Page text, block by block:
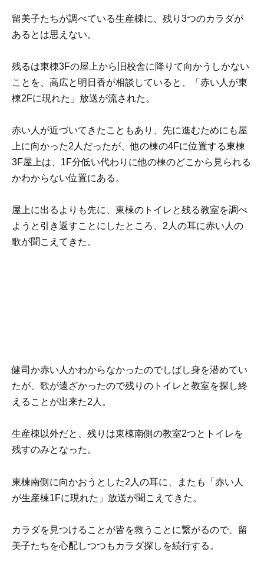
留美子たちが調べている生産棟に、残り3つのカラダが
あるとは思えない。
残るは東棟3Fの屋上から旧校舎に降りて向かうしかない
ことを、高広と明日香が相談していると、「赤い人が東
棟2Fに現れた」放送が流された。
赤い人が近づいてきたこともあり、先に進むためにも屋
上に向かった2人だったが、他の棟の4Fに位置する東棟
3F屋上は、1F分低い代わりに他の棟のどこから見られる
かわからない位置にある。
屋上に出るよりも先に、東棟のトイレと残る教室を調べ
ようと引き返すことにしたところ、2人の耳に赤い人の
歌が聞こえてきた。
健司か赤い人かわからなかったのでしばし身を潜めてい
たが、歌が遠ざかったので残りのトイレと教室を探し終
えることが出来た2人。
生産棟以外だと、残りは東棟南側の教室2つとトイレを
残すのみとなった。
東棟南側に向かおうとした2人の耳に、またも「赤い人
が生産棟1Fに現れた」放送が聞こえてきた。
カラダを見つけることが皆を救うことに繋がるので、留
美子たちを心配しつつもカラダ探しを続行する。